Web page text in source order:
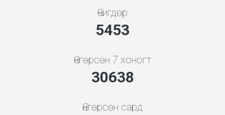
Өчигдөр
5843
Өнгөрсөн 7 хоногт
34174
Өнгөрсөн сард